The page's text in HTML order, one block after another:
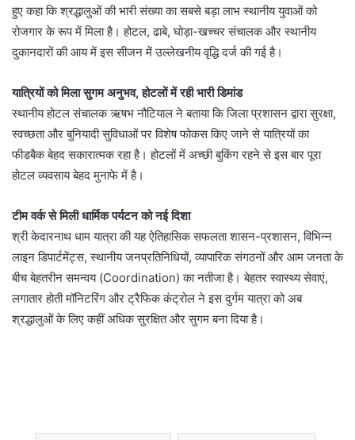
हुए कहा कि श्रद्धालुओं की भारी संख्या का सबसे बड़ा लाभ स्थानीय युवाओं को
रोजगार के रूप में मिला है। होटल, ढाबे, घोड़ा-खच्चर संचालक और स्थानीय
दुकानदारों की आय में इस सीजन में उल्लेखनीय वृद्धि दर्ज की गई है।
यात्रियों को मिला सुगम अनुभव, होटलों में रही भारी डिमांड
स्थानीय होटल संचालक ऋषभ नौटियाल ने बताया कि जिला प्रशासन द्वारा सुरक्षा,
स्वच्छता और बुनियादी सुविधाओं पर विशेष फोकस किए जाने से यात्रियों का
फीडबैक बेहद सकारात्मक रहा है। होटलों में अच्छी बुकिंग रहने से इस बार पूरा
होटल व्यवसाय बेहद मुनाफे में है।
टीम वर्क से मिली धार्मिक पर्यटन को नई दिशा
श्री केदारनाथ धाम यात्रा की यह ऐतिहासिक सफलता शासन-प्रशासन, विभिन्न
लाइन डिपार्टमेंट्स, स्थानीय जनप्रतिनिधियों, व्यापारिक संगठनों और आम जनता के
बीच बेहतरीन समन्वय (Coordination) का नतीजा है। बेहतर स्वास्थ्य सेवाएं,
लगातार होती मॉनिटरिंग और ट्रैफिक कंट्रोल ने इस दुर्गम यात्रा को अब
श्रद्धालुओं के लिए कहीं अधिक सुरक्षित और सुगम बना दिया है।